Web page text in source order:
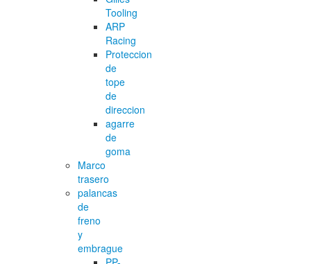
Tooling
ARP
Racing
Proteccion
de
tope
de
direccion
agarre
de
goma
Marco
trasero
palancas
de
freno
y
embrague